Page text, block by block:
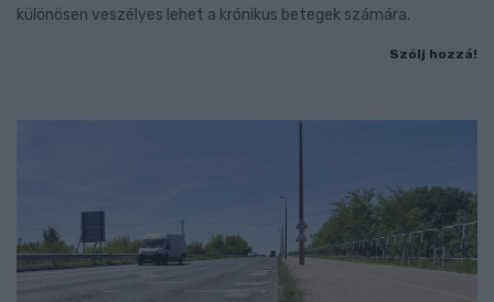
különösen veszélyes lehet a krónikus betegek számára.
Szólj hozzá!